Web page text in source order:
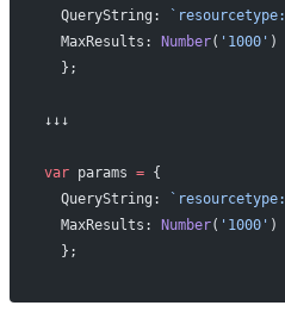
  QueryString:
  MaxResults:
Number( '1000' )
  };
↓↓↓
var params = {
  QueryString:
  MaxResults:
Number( '1000' )
  };